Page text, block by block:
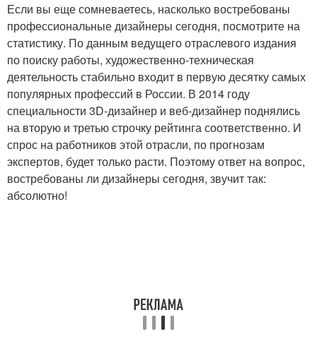
Если вы еще сомневаетесь, насколько востребованы
профессиональные дизайнеры сегодня, посмотрите на
статистику. По данным ведущего отраслевого издания
по поиску работы, художественно-техническая
деятельность стабильно входит в первую десятку самых
популярных профессий в России. В 2014 году
специальности 3D-дизайнер и веб-дизайнер поднялись
на вторую и третью строчку рейтинга соответственно. И
спрос на работников этой отрасли, по прогнозам
экспертов, будет только расти. Поэтому ответ на вопрос,
востребованы ли дизайнеры сегодня, звучит так:
абсолютно!